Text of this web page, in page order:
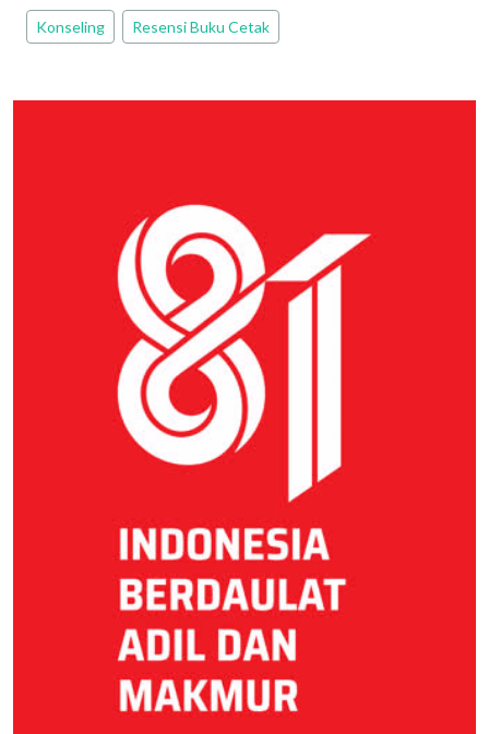
Konseling Resensi Buku Cetak